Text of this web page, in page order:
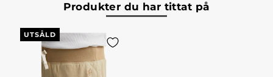
Produkter du har tittat på
UTSÅLD